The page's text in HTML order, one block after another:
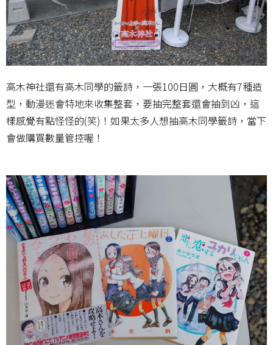
高木神社還有高木同學的籤詩，一張100日圓，大概有7種造
型，動漫迷會特地來收集整套，要抽完整套還會抽到凶，這
樣感覺有點怪怪的(笑)！如果太多人想抽高木同學籤詩，當下
會做購買數量管控喔！